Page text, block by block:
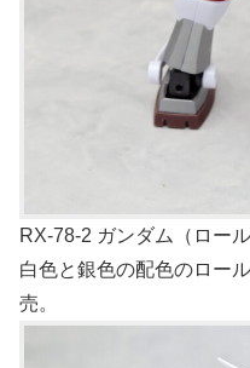
RX-78-2 ガンダム（ロー
白色と銀色の配色のロー
売。